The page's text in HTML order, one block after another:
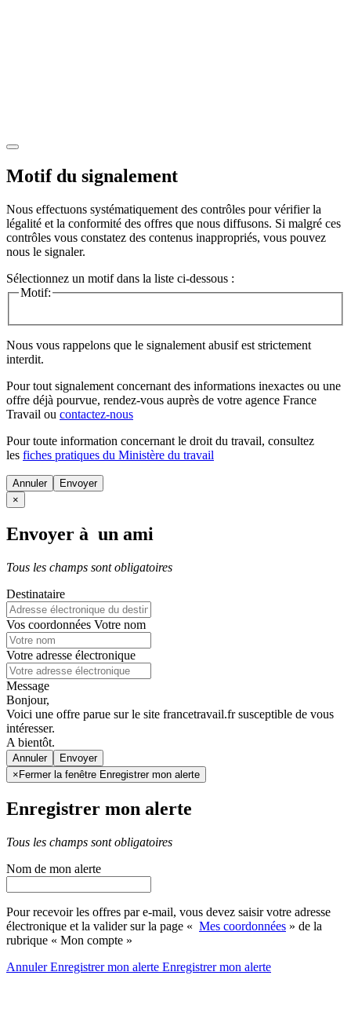
Motif du signalement
Nous effectuons systématiquement des contrôles pour vérifier la
légalité et la conformité des offres que nous diffusons. Si malgré ces
contrôles vous constatez des contenus inappropriés, vous pouvez
nous le signaler.
Sélectionnez un motif dans la liste ci-dessous :
Motif:
Nous vous rappelons que le signalement abusif est strictement
interdit.
Pour tout signalement concernant des informations inexactes ou une
offre déjà pourvue, rendez-vous auprès de votre agence France
Travail ou contactez-nous
Pour toute information concernant le droit du travail, consultez
les fiches pratiques du Ministère du travail
Annuler
×
Envoyer à un ami
Tous les champs sont obligatoires
Destinataire
Vos coordonnées Votre nom
Votre adresse électronique
Message
Bonjour,
Voici une offre parue sur le site francetravail.fr susceptible de vous
intéresser.
A bientôt.
Annuler
× Fermer la fenêtre Enregistrer mon alerte
Enregistrer mon alerte
Tous les champs sont obligatoires
Nom de mon alerte
Pour recevoir les offres par e-mail, vous devez saisir votre adresse
électronique et la valider sur la page « Mes coordonnées » de la
rubrique « Mon compte »
AnnulerEnregistrer mon alerte Enregistrermon alerte